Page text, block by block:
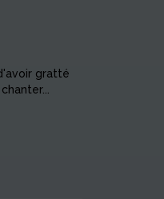
gratté